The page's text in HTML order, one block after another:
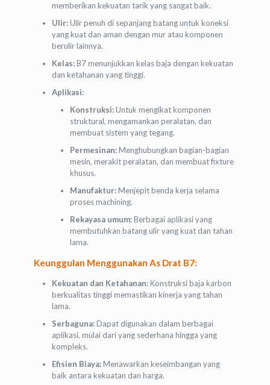
memberikan kekuatan tarik yang sangat baik.
Ulir:Ulir penuh di sepanjang batang untuk koneksi
yang kuat dan aman dengan mur atau komponen
berulir lainnya.
Kelas:B7 menunjukkan kelas baja dengan kekuatan
dan ketahanan yang tinggi.
Aplikasi:
Konstruksi:Untuk mengikat komponen
struktural, mengamankan peralatan, dan
membuat sistem yang tegang.
Permesinan:Menghubungkan bagian-bagian
mesin, merakit peralatan, dan membuat fixture
khusus.
Manufaktur:Menjepit benda kerja selama
proses machining.
Rekayasa umum:Berbagai aplikasi yang
membutuhkan batang ulir yang kuat dan tahan
lama.
Keunggulan Menggunakan As Drat B7:
Kekuatan dan Ketahanan:Konstruksi baja karbon
berkualitas tinggi memastikan kinerja yang tahan
lama.
Serbaguna:Dapat digunakan dalam berbagai
aplikasi, mulai dari yang sederhana hingga yang
kompleks.
Efisien Biaya:Menawarkan keseimbangan yang
baik antara kekuatan dan harga.